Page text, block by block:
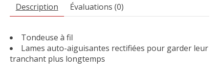
Description Évaluations (0)
Tondeuse à fil
Lames auto-aiguisantes rectifiées pour garder leur
tranchant plus longtemps